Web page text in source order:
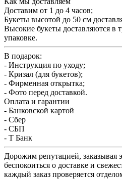
Доставим от 1 до 4 часов;
Букеты высотой до 50 см
Высокие букеты доставляются в
упаковке.
В подарок:
- Инструкция по уходу;
- Кризал (для букетов);
- Фирменная открытка;
- Фото перед доставкой.
Оплата и гарантии
- Банковской картой
- Сбер
- СБП
- Т Банк
Дорожим репутацией, заказывая
беспокоиться о доставке и
каждый заказ проверяется